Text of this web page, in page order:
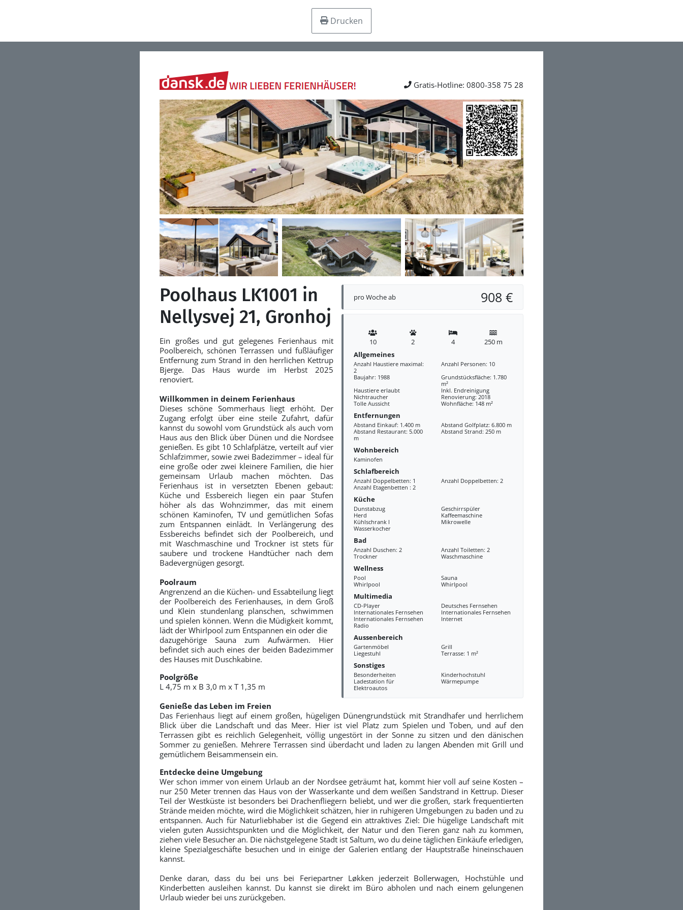
Drucken
Gratis-Hotline: 0800-358 75 28
pro Woche ab 908 €
10 2 4
250 m
Allgemeines
Anzahl Haustiere maximal:
2
Anzahl Personen: 10
Baujahr: 1988
Grundstücksfläche: 1.780
m²
Haustiere erlaubt
Inkl. Endreinigung
Nichtraucher
Renovierung: 2018
Tolle Aussicht
Wohnfläche: 148 m²
Entfernungen
Abstand Einkauf: 1.400 m
Abstand Golfplatz: 6.800 m
Abstand Restaurant: 5.000
m
Abstand Strand: 250 m
Wohnbereich
Kaminofen
Schlafbereich
Anzahl Doppelbetten: 1
Anzahl Doppelbetten: 2
Anzahl Etagenbetten : 2
Küche
Dunstabzug
Geschirrspüler
Herd
Kaffeemaschine
Kühlschrank l
Mikrowelle
Wasserkocher
Bad
Anzahl Duschen: 2
Anzahl Toiletten: 2
Trockner
Waschmaschine
Wellness
Pool
Sauna
Whirlpool
Whirlpool
Multimedia
CD-Player
Deutsches Fernsehen
Internationales Fernsehen
Internationales Fernsehen
Internationales Fernsehen
Internet
Radio
Aussenbereich
Gartenmöbel
Grill
Liegestuhl
Terrasse: 1 m²
Sonstiges
Besonderheiten
Kinderhochstuhl
Ladestation für
Elektroautos
Wärmepumpe
Poolhaus LK1001 in
Nellysvej 21, Gronhoj
Ein großes und gut gelegenes Ferienhaus mit
Poolbereich, schönen Terrassen und fußläufiger
Entfernung zum Strand in den herrlichen Kettrup
Bjerge. Das Haus wurde im Herbst 2025
renoviert.
Willkommen in deinem Ferienhaus
Dieses schöne Sommerhaus liegt erhöht. Der
Zugang erfolgt über eine steile Zufahrt, dafür
kannst du sowohl vom Grundstück als auch vom
Haus aus den Blick über Dünen und die Nordsee
genießen. Es gibt 10 Schlafplätze, verteilt auf vier
Schlafzimmer, sowie zwei Badezimmer – ideal für
eine große oder zwei kleinere Familien, die hier
gemeinsam Urlaub machen möchten. Das
Ferienhaus ist in versetzten Ebenen gebaut:
Küche und Essbereich liegen ein paar Stufen
höher als das Wohnzimmer, das mit einem
schönen Kaminofen, TV und gemütlichen Sofas
zum Entspannen einlädt. In Verlängerung des
Essbereichs befindet sich der Poolbereich, und
mit Waschmaschine und Trockner ist stets für
saubere und trockene Handtücher nach dem
Badevergnügen gesorgt.
Poolraum
Angrenzend an die Küchen- und Essabteilung liegt
der Poolbereich des Ferienhauses, in dem Groß
und Klein stundenlang planschen, schwimmen
und spielen können. Wenn die Müdigkeit kommt,
lädt der Whirlpool zum Entspannen ein oder die
dazugehörige Sauna zum Aufwärmen. Hier
befindet sich auch eines der beiden Badezimmer
des Hauses mit Duschkabine.
Poolgröße
L 4,75 m x B 3,0 m x T 1,35 m
Genieße das Leben im Freien
Das Ferienhaus liegt auf einem großen, hügeligen Dünengrundstück mit Strandhafer und herrlichem
Blick über die Landschaft und das Meer. Hier ist viel Platz zum Spielen und Toben, und auf den
Terrassen gibt es reichlich Gelegenheit, völlig ungestört in der Sonne zu sitzen und den dänischen
Sommer zu genießen. Mehrere Terrassen sind überdacht und laden zu langen Abenden mit Grill und
gemütlichem Beisammensein ein.
Entdecke deine Umgebung
Wer schon immer von einem Urlaub an der Nordsee geträumt hat, kommt hier voll auf seine Kosten –
nur 250 Meter trennen das Haus von der Wasserkante und dem weißen Sandstrand in Kettrup. Dieser
Teil der Westküste ist besonders bei Drachenfliegern beliebt, und wer die großen, stark frequentierten
Strände meiden möchte, wird die Möglichkeit schätzen, hier in ruhigeren Umgebungen zu baden und zu
entspannen. Auch für Naturliebhaber ist die Gegend ein attraktives Ziel: Die hügelige Landschaft mit
vielen guten Aussichtspunkten und die Möglichkeit, der Natur und den Tieren ganz nah zu kommen,
ziehen viele Besucher an. Die nächstgelegene Stadt ist Saltum, wo du deine täglichen Einkäufe erledigen,
kleine Spezialgeschäfte besuchen und in einige der Galerien entlang der Hauptstraße hineinschauen
kannst.
Denke daran, dass du bei uns bei Feriepartner Løkken jederzeit Bollerwagen, Hochstühle und
Kinderbetten ausleihen kannst. Du kannst sie direkt im Büro abholen und nach einem gelungenen
Urlaub wieder bei uns zurückgeben.